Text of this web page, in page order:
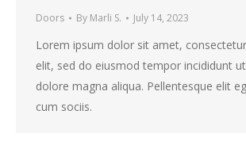
Doors By Marli S. July 14, 2023
Lorem ipsum dolor sit amet,
elit, sed do eiusmod tempor incididunt
dolore magna aliqua. Pellentesque elit
cum sociis.